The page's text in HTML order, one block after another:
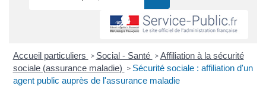
Accueil particuliers > Social - Santé > Affiliation à la sécurité
sociale (assurance maladie) > Sécurité sociale : affiliation d'un
agent public auprès de l'assurance maladie